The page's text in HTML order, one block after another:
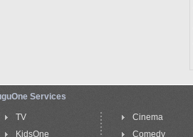
Services
TV
KidsOne
Cinema
Comedy